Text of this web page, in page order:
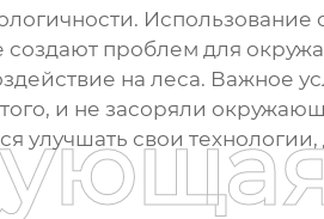
проблем для
на леса. Важное
и не засоряли
улучшать свои